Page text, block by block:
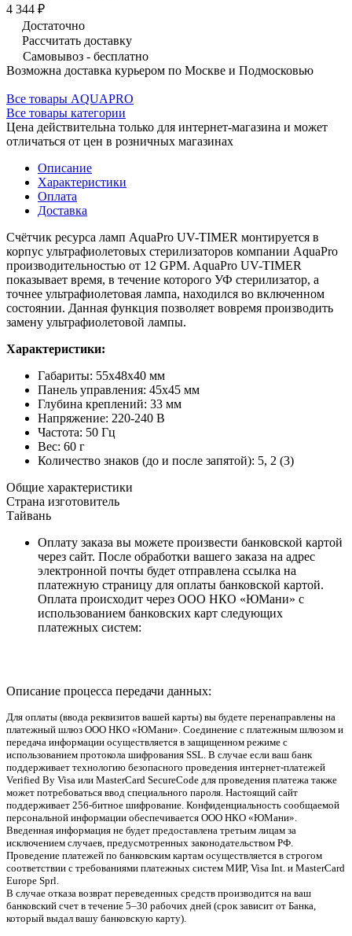
4 344 ₽
Достаточно
Рассчитать доставку
Самовывоз - бесплатно
Возможна доставка курьером по Москве и Подмосковью
Все товары AQUAPRO
Все товары категории
Цена действительна только для интернет-магазина и может
отличаться от цен в розничных магазинах
Описание
Характеристики
Оплата
Доставка
Счётчик ресурса ламп AquaPro UV-TIMER монтируется в
корпус ультрафиолетовых стерилизаторов компании AquaPro
производительностью от 12 GPM. AquaPro UV-TIMER
показывает время, в течение которого УФ стерилизатор, а
точнее ультрафиолетовая лампа, находился во включенном
состоянии. Данная функция позволяет вовремя производить
замену ультрафиолетовой лампы.
Характеристики:
Габариты: 55х48х40 мм
Панель управления: 45х45 мм
Глубина креплений: 33 мм
Напряжение: 220-240 В
Частота: 50 Гц
Вес: 60 г
Количество знаков (до и после запятой): 5, 2 (3)
Общие характеристики
Страна изготовитель
Тайвань
Оплату заказа вы можете произвести банковской картой
через сайт. После обработки вашего заказа на адрес
электронной почты будет отправлена ссылка на
платежную страницу для оплаты банковской картой.
Оплата происходит через ООО НКО «ЮМани» с
использованием банковских карт следующих
платежных систем:
Описание процесса передачи данных:
Для оплаты (ввода реквизитов вашей карты) вы будете перенаправлены на
платежный шлюз ООО НКО «ЮМани». Соединение с платежным шлюзом и
передача информации осуществляется в защищенном режиме с
использованием протокола шифрования SSL. В случае если ваш банк
поддерживает технологию безопасного проведения интернет-платежей
Verified By Visa или MasterCard SecureCode для проведения платежа также
может потребоваться ввод специального пароля. Настоящий сайт
поддерживает 256-битное шифрование. Конфиденциальность сообщаемой
персональной информации обеспечивается ООО НКО «ЮМани».
Введенная информация не будет предоставлена третьим лицам за
исключением случаев, предусмотренных законодательством РФ.
Проведение платежей по банковским картам осуществляется в строгом
соответствии с требованиями платежных систем МИР, Visa Int. и MasterCard
Europe Sprl.
В случае отказа возврат переведенных средств производится на ваш
банковский счет в течение 5–30 рабочих дней (срок зависит от Банка,
который выдал вашу банковскую карту).